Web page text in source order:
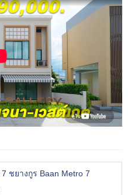
ชยางกูร Baan Metro 7